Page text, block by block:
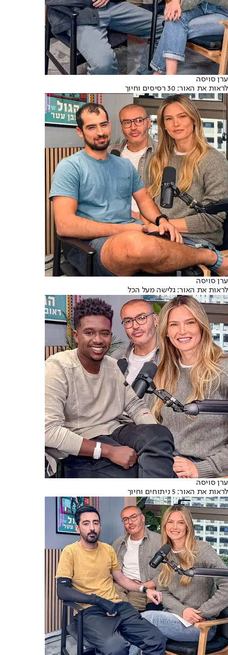
ערן סויסה
לראות את האור: 30 רסיסים וחיוך
ערן סויסה
לראות את האור: גלישה מעל הכל
ערן סויסה
לראות את האור: 5 ניתוחים וחיוך